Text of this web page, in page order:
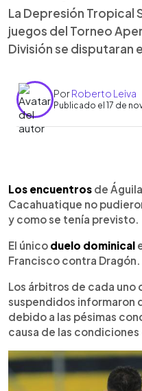
La Depresión Tropical
juegos del Torneo
División se disputaran
PorRoberto Leiva
Publicado el 17 de
Escuchar
Los encuentros de
Cacahuatique no
y como se tenía previsto.
El único duelo dominical
Francisco contra Dragón.
Los árbitros de cada uno
suspendidos informaron
debido a las pésimas
causa de las condiciones